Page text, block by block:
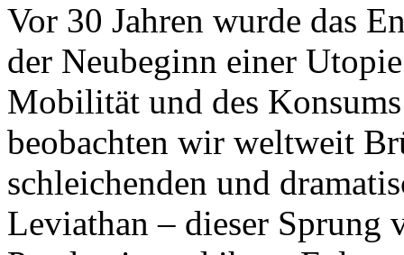
Vor 30 Jahren wurde das
der Neubeginn einer
Mobilität und des
beobachten wir weltweit
schleichenden und
Leviathan – dieser Sprung